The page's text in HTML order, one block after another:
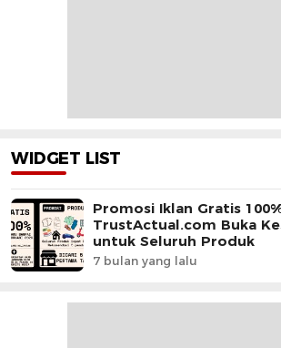
WIDGET LIST
Promosi Iklan Gratis
TrustActual.com Buka
untuk Seluruh Produk
7 bulan yang lalu